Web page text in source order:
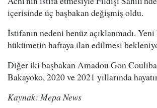
içerisinde üç başbakan değişmiş oldu.
İstifanın nedeni henüz açıklanmadı. Yeni
hükümetin haftaya ilan edilmesi
Diğer iki başbakan Amadou Gon
Bakayoko, 2020 ve 2021 yıllarında
Kaynak: Mepa News